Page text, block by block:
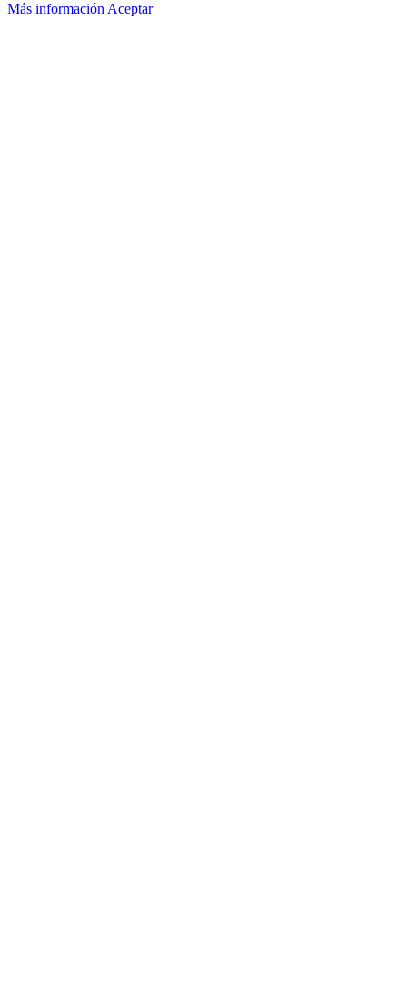
Más información Aceptar